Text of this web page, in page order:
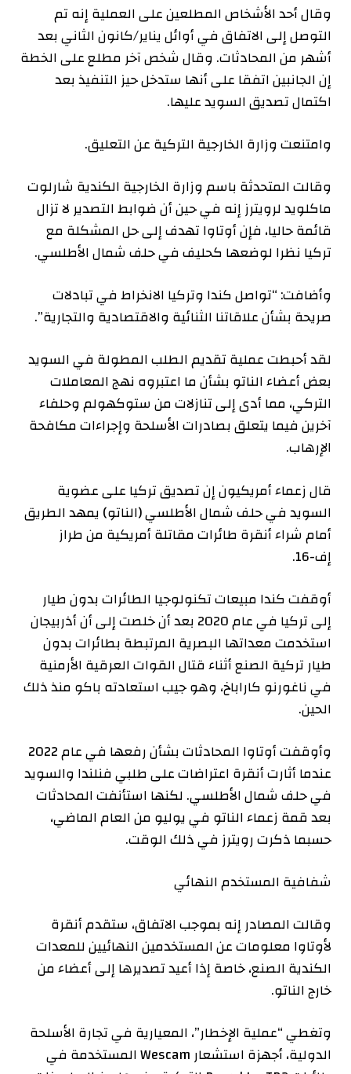
وقال أحد الأشخاص المطلعين على العملية إنه تم
التوصل إلى الاتفاق في أوائل يناير/كانون الثاني بعد
أشهر من المحادثات. وقال شخص آخر مطلع على الخطة
إن الجانبين اتفقا على أنها ستدخل حيز التنفيذ بعد
اكتمال تصديق السويد عليها.
وامتنعت وزارة الخارجية التركية عن التعليق.
وقالت المتحدثة باسم وزارة الخارجية الكندية شارلوت
ماكلويد لرويترز إنه في حين أن ضوابط التصدير لا تزال
قائمة حاليا، فإن أوتاوا تهدف إلى حل المشكلة مع
تركيا نظرا لوضعها كحليف في حلف شمال الأطلسي.
وأضافت: “تواصل كندا وتركيا الانخراط في تبادلات
صريحة بشأن علاقاتنا الثنائية والاقتصادية والتجارية”.
لقد أحبطت عملية تقديم الطلب المطولة في السويد
بعض أعضاء الناتو بشأن ما اعتبروه نهج المعاملات
التركي، مما أدى إلى تنازلات من ستوكهولم وحلفاء
آخرين فيما يتعلق بصادرات الأسلحة وإجراءات مكافحة
الإرهاب.
قال زعماء أمريكيون إن تصديق تركيا على عضوية
السويد في حلف شمال الأطلسي (الناتو) يمهد الطريق
أمام شراء أنقرة طائرات مقاتلة أمريكية من طراز
إف-16.
أوقفت كندا مبيعات تكنولوجيا الطائرات بدون طيار
إلى تركيا في عام 2020 بعد أن خلصت إلى أن أذربيجان
استخدمت معداتها البصرية المرتبطة بطائرات بدون
طيار تركية الصنع أثناء قتال القوات العرقية الأرمنية
في ناغورنو كاراباخ، وهو جيب استعادته باكو منذ ذلك
الحين.
وأوقفت أوتاوا المحادثات بشأن رفعها في عام 2022
عندما أثارت أنقرة اعتراضات على طلبي فنلندا والسويد
في حلف شمال الأطلسي. لكنها استأنفت المحادثات
بعد قمة زعماء الناتو في يوليو من العام الماضي،
حسبما ذكرت رويترز في ذلك الوقت.
شفافية المستخدم النهائي
وقالت المصادر إنه بموجب الاتفاق، ستقدم أنقرة
لأوتاوا معلومات عن المستخدمين النهائيين للمعدات
الكندية الصنع، خاصة إذا أعيد تصديرها إلى أعضاء من
خارج الناتو.
وتغطي “عملية الإخطار”، المعيارية في تجارة الأسلحة
الدولية، أجهزة استشعار Wescam المستخدمة في